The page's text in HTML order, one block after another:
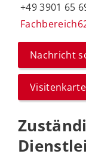
+49 3901 65
Nachricht